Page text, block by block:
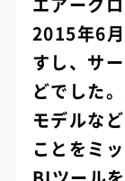
2015年6
すし、サ
どでした
モデルな
ことをミ